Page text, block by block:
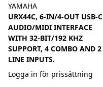
YAMAHA
URX44C, 6-IN/4-OUT USB-C
AUDIO/MIDI INTERFACE
WITH 32-BIT/192 KHZ
SUPPORT, 4 COMBO AND 2
LINE INPUTS.
Logga in för prissättning